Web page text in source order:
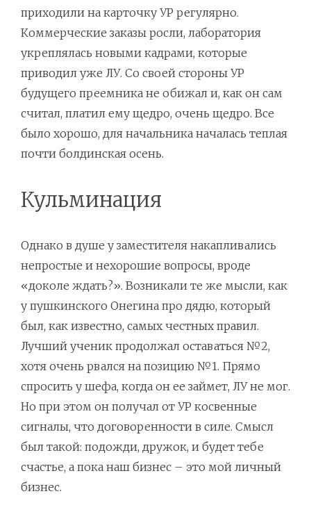
приходили на карточку УР регулярно.
Коммерческие заказы росли, лаборатория
укреплялась новыми кадрами, которые
приводил уже ЛУ. Со своей стороны УР
будущего преемника не обижал и, как он сам
считал, платил ему щедро, очень щедро. Все
было хорошо, для начальника началась теплая
почти болдинская осень.
Кульминация
Однако в душе у заместителя накапливались
непростые и нехорошие вопросы, вроде
«доколе ждать?». Возникали те же мысли, как
у пушкинского Онегина про дядю, который
был, как известно, самых честных правил.
Лучший ученик продолжал оставаться №2,
хотя очень рвался на позицию №1. Прямо
спросить у шефа, когда он ее займет, ЛУ не мог.
Но при этом он получал от УР косвенные
сигналы, что договоренности в силе. Смысл
был такой: подожди, дружок, и будет тебе
счастье, а пока наш бизнес – это мой личный
бизнес.